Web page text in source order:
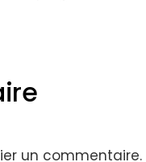
un commentaire.